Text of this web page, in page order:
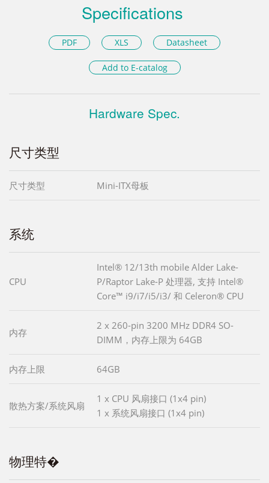
Specifications
PDF XLS Datasheet
Add to E-catalog
Hardware Spec.
尺寸类型
尺寸类型 Mini-ITX母板
系统
CPU
Intel® 12/13th mobile Alder Lake-
P/Raptor Lake-P 处理器, 支持 Intel®
Core™ i9/i7/i5/i3/ 和 Celeron® CPU
内存
2 x 260-pin 3200 MHz DDR4 SO-
DIMM，内存上限为 64GB
内存上限 64GB
散热方案/系统风扇
1 x CPU 风扇接口 (1x4 pin)
1 x 系统风扇接口 (1x4 pin)
物理特�